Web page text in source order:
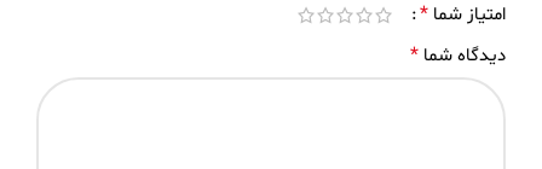
امتیاز شما *
دیدگاه شما *